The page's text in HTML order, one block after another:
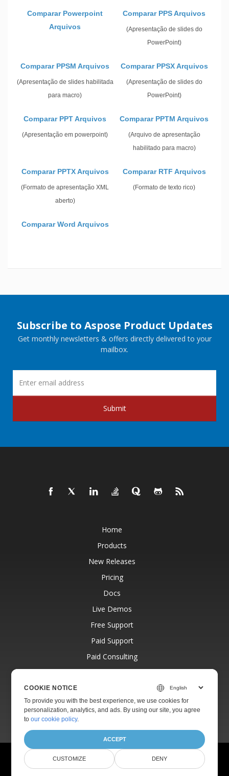
Comparar Powerpoint
Arquivos
Comparar PPS Arquivos
(Apresentação de slides do
PowerPoint)
Comparar PPSM Arquivos
(Apresentação de slides habilitada
para macro)
Comparar PPSX Arquivos
(Apresentação de slides do
PowerPoint)
Comparar PPT Arquivos
(Apresentação em powerpoint)
Comparar PPTM Arquivos
(Arquivo de apresentação
habilitado para macro)
Comparar PPTX Arquivos
(Formato de apresentação XML
aberto)
Comparar RTF Arquivos
(Formato de texto rico)
Comparar Word Arquivos
Subscribe to Aspose Product Updates
Get monthly newsletters & offers directly delivered to your
mailbox.
Submit
Home
Products
New Releases
Pricing
Docs
Live Demos
Free Support
Paid Support
Paid Consulting
Blog
About
© Aspose Pty Ltd 2001-2026.
All Rights Reserved.
Terms of use
COOKIE NOTICE
To provide you with the best experience, we use cookies for
personalization, analytics, and ads. By using our site, you agree
toour cookie policy.
ACCEPT
CUSTOMIZE DENY